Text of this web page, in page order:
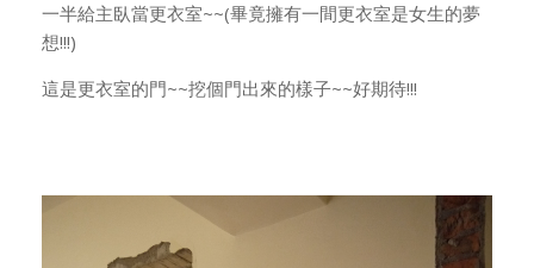
一半給主臥當更衣室~~(畢竟擁有一間更衣室是女生的夢
想!!!)
這是更衣室的門~~挖個門出來的樣子~~好期待!!!